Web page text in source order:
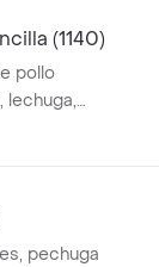
sabrosa
(1140)
pollo
lechuga,
pechuga